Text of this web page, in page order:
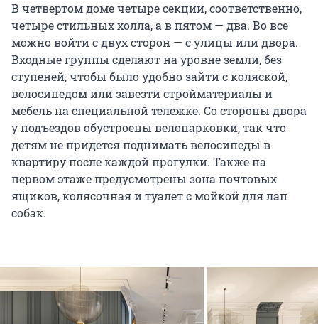
В четвертом доме четыре секции, соответственно,
четыре стильных холла, а в пятом — два. Во все
можно войти с двух сторон — с улицы или двора.
Входные группы сделают на уровне земли, без
ступеней, чтобы было удобно зайти с коляской,
велосипедом или завезти стройматериалы и
мебель на специальной тележке. Со стороны двора
у подъездов обустроены велопарковки, так что
детям не придется поднимать велосипеды в
квартиру после каждой прогулки. Также на
первом этаже предусмотрены зона почтовых
ящиков, колясочная и туалет с мойкой для лап
собак.